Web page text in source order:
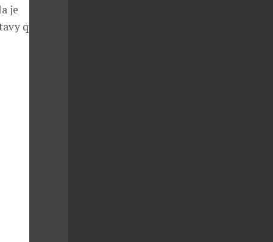
je
quattro.